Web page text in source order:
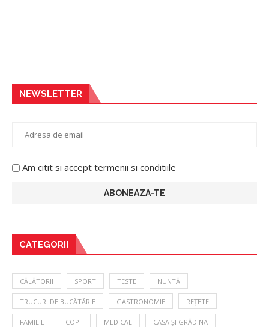
NEWSLETTER
Am citit si accept termenii si conditiile
CATEGORII
CĂLĂTORII SPORT TESTE NUNTĂ
TRUCURI DE BUCĂTĂRIE GASTRONOMIE REȚETE
FAMILIE COPII MEDICAL CASA ȘI GRĂDINA